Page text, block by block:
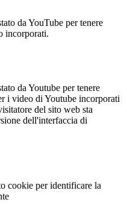
da YouTube per tenere
incorporati.
da Youtube per tenere
i video di Youtube incorporati
del sito web sta
dell'interfaccia di
cookie per identificare la